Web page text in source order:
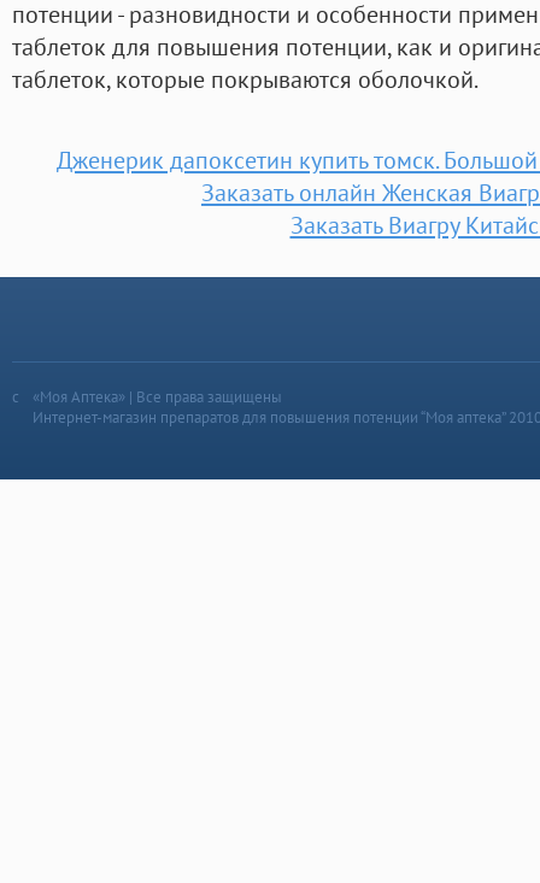
потенции - разновидности и особенности
таблеток для повышения потенции, как и
таблеток, которые покрываются оболочкой.
Дженерик дапоксетин купить томск.
Заказать онлайн Женская
Заказать Виагру
«Моя Аптека» | Все права защищены
Интернет-магазин препаратов для повышения потенции “Моя аптека”